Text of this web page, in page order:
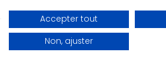
MARINOX Vis métaux tête hexa.
Accepter tout
Non, ajuster